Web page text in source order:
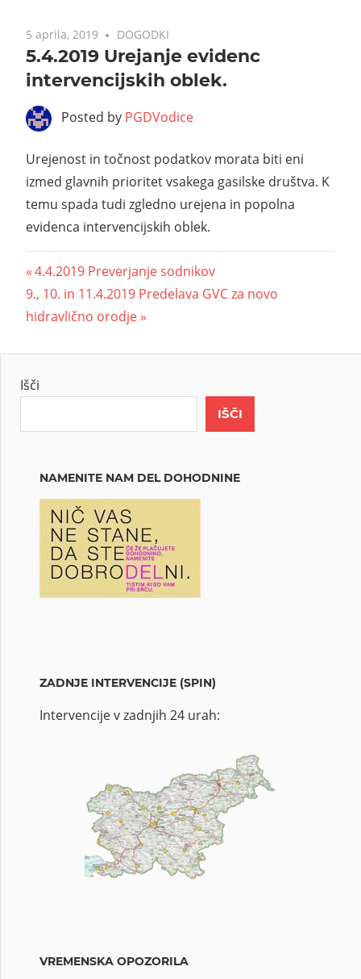
5 aprila, 2019 DOGODKI
5.4.2019 Urejanje evidenc
intervencijskih oblek.
Posted by PGDVodice
Urejenost in točnost podatkov morata biti eni
izmed glavnih prioritet vsakega gasilske društva. K
temu spada tudi zgledno urejena in popolna
evidenca intervencijskih oblek.
4.4.2019 Preverjanje sodnikov
9., 10. in 11.4.2019 Predelava GVC za novo
hidravlično orodje
Išči
IŠČI
NAMENITE NAM DEL DOHODNINE
ZADNJE INTERVENCIJE (SPIN)
Intervencije v zadnjih 24 urah:
VREMENSKA OPOZORILA